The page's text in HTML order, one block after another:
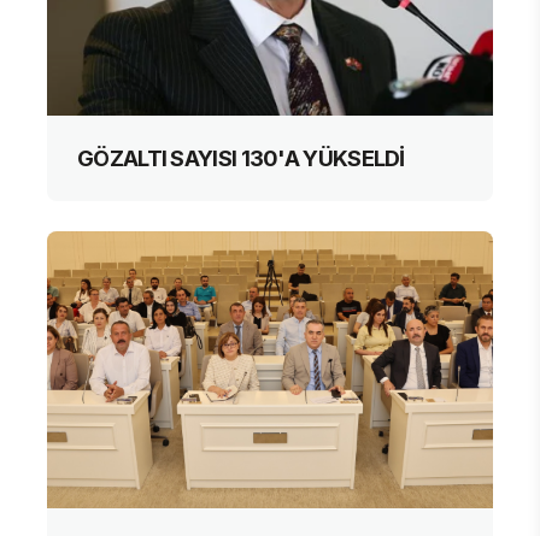
GÖZALTI SAYISI 130'A YÜKSELDİ